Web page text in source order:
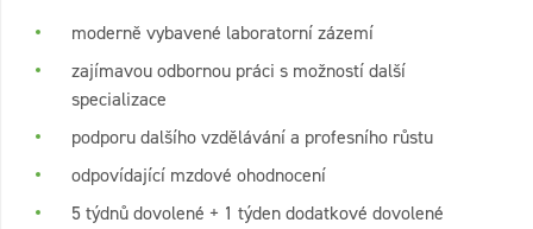
moderně vybavené laboratorní zázemí
zajímavou odbornou práci s možností další
specializace
podporu dalšího vzdělávání a profesního růstu
odpovídající mzdové ohodnocení
5 týdnů dovolené + 1 týden dodatkové dovolené